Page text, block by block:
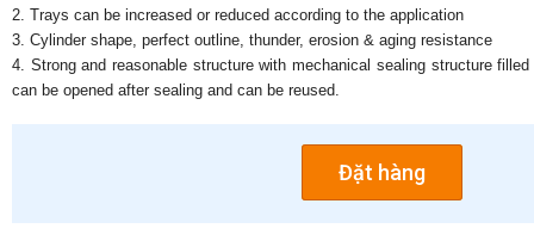
2. Trays can be increased or reduced according to the application
3. Cylinder shape, perfect outline, thunder, erosion & aging resistance
4. Strong and reasonable structure with mechanical sealing structure
can be opened after sealing and can be reused.
Đặt hàng